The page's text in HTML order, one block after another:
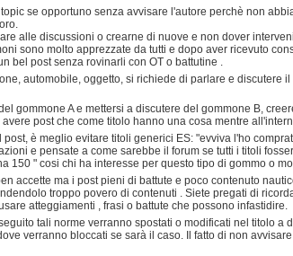
se opportuno senza avvisare l'autore perchè non
alle discussioni o crearne di nuove e non dover
sono molto apprezzate da tutti e dopo aver ricevuto
bel post senza rovinarli con OT o battutine .
automobile, oggetto, si richiede di parlare e discutere
gommone A e mettersi a discutere del gommone B,
post che come titolo hanno una cosa mentre
è meglio evitare titoli generici ES: "evviva l'ho
e pensate a come sarebbe il forum se tutti i titoli
150 " cosi chi ha interesse per questo tipo di gommo o
accette ma i post pieni di battute e poco contenuto
troppo povero di contenuti . Siete pregati di
atteggiamenti , frasi o battute che possono infastidire.
tali norme verranno spostati o modificati nel titolo a
verranno bloccati se sarà il caso. Il fatto di non